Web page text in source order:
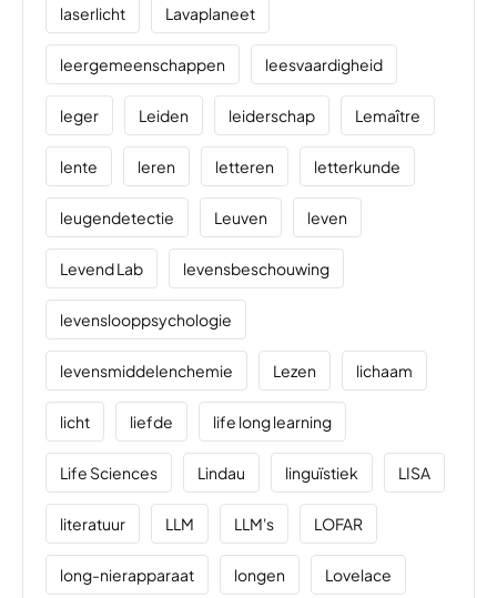
laserlicht Lavaplaneet
leergemeenschappen leesvaardigheid
leger Leiden leiderschap Lemaître
lente leren letteren letterkunde
leugendetectie Leuven leven
Levend Lab levensbeschouwing
levenslooppsychologie
levensmiddelenchemie Lezen lichaam
licht liefde life long learning
Life Sciences Lindau linguïstiek LISA
literatuur LLM LLM's LOFAR
long-nierapparaat longen Lovelace